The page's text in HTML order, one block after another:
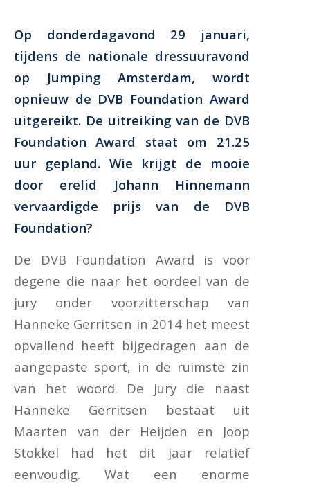
Op donderdagavond 29 januari,
tijdens de nationale dressuuravond
op Jumping Amsterdam, wordt
opnieuw de DVB Foundation Award
uitgereikt. De uitreiking van de DVB
Foundation Award staat om 21.25
uur gepland. Wie krijgt de mooie
door erelid Johann Hinnemann
vervaardigde prijs van de DVB
Foundation?
De DVB Foundation Award is voor
degene die naar het oordeel van de
jury onder voorzitterschap van
Hanneke Gerritsen in 2014 het meest
opvallend heeft bijgedragen aan de
aangepaste sport, in de ruimste zin
van het woord. De jury die naast
Hanneke Gerritsen bestaat uit
Maarten van der Heijden en Joop
Stokkel had het dit jaar relatief
eenvoudig. Wat een enorme